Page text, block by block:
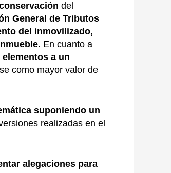
del
General de Tributos
del inmovilizado,
En cuanto a
a un
como mayor valor de
suponiendo un
realizadas en el
alegaciones para